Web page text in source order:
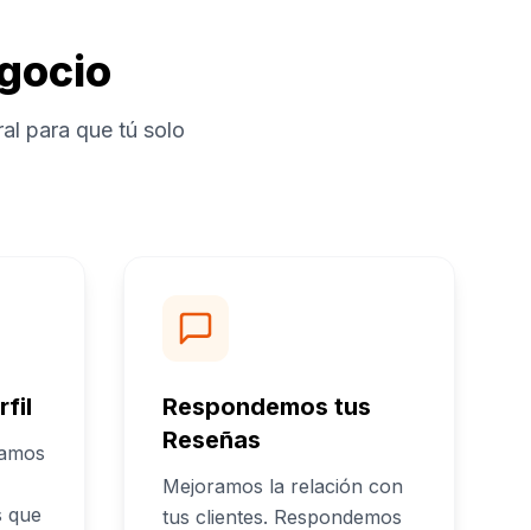
para que tú solo
que
Respondemos tus
Reseñas
Mejoramos la relación con
tus clientes. Respondemos